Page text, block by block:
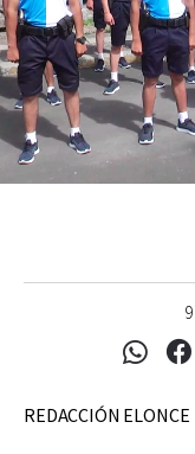
REDACCIÓN ELONCE